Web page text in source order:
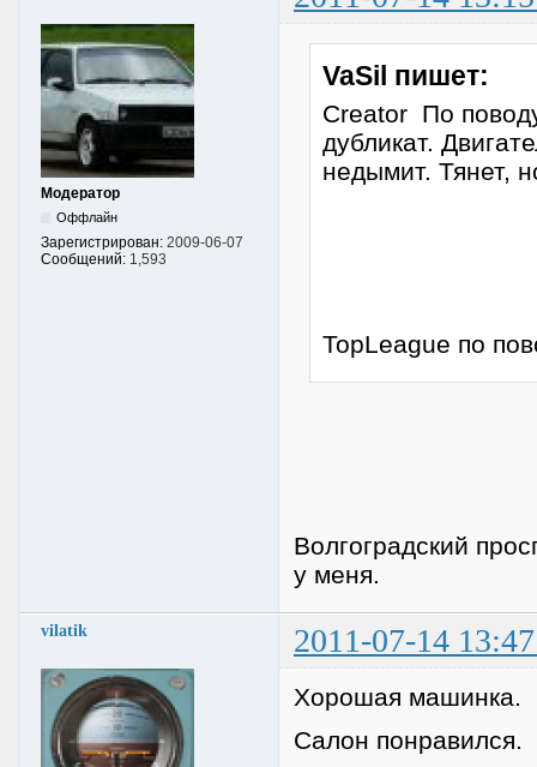
Модератор
Оффлайн
Зарегистрирован: 2009-06-07
Сообщений: 1,593
VaSil пишет:
Creator По
дубликат.
недымит. Тянет,
TopLeague по
Волгоградский
у меня.
vilatik 2011-07-14
Хорошая машинка.
Салон понравился.